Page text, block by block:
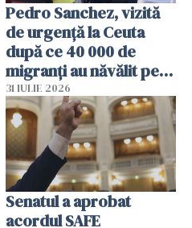
Pedro Sanchez, vizită
de urgență la Ceuta
după ce 40 000 de
migranți au năvălit pe
teritoriul spaniol: „Vom
mobiliza toate
resursele"
31 IULIE 2026
Senatul a aprobat
acordul SAFE